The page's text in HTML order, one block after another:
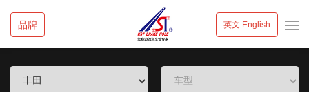
品牌 英文 English